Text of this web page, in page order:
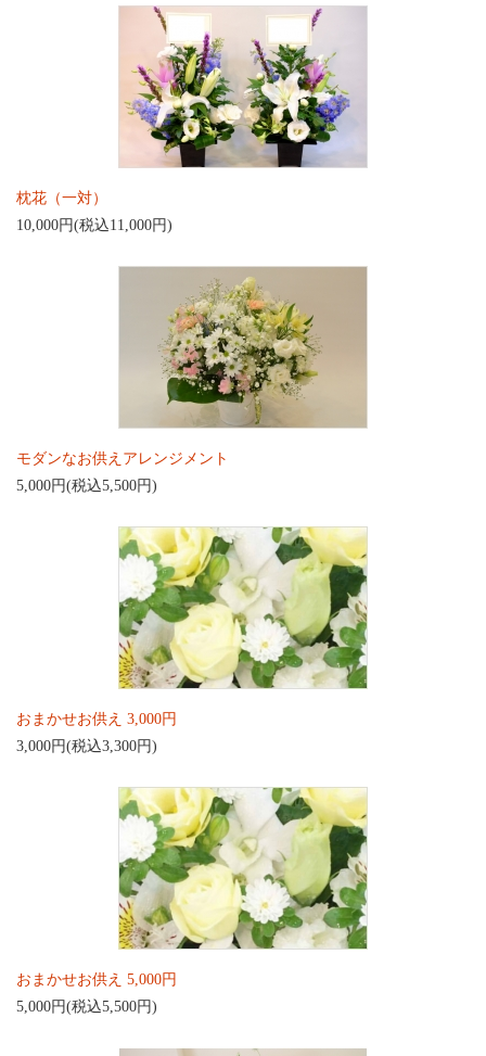
枕花（一対）
10,000円(税込11,000円)
モダンなお供えアレンジメント
5,000円(税込5,500円)
おまかせお供え 3,000円
3,000円(税込3,300円)
おまかせお供え 5,000円
5,000円(税込5,500円)